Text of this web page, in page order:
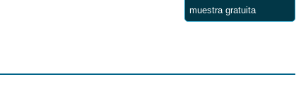
muestra gratuita